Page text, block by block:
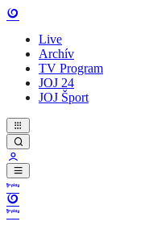
Live
Archív
TV Program
JOJ 24
JOJ Šport